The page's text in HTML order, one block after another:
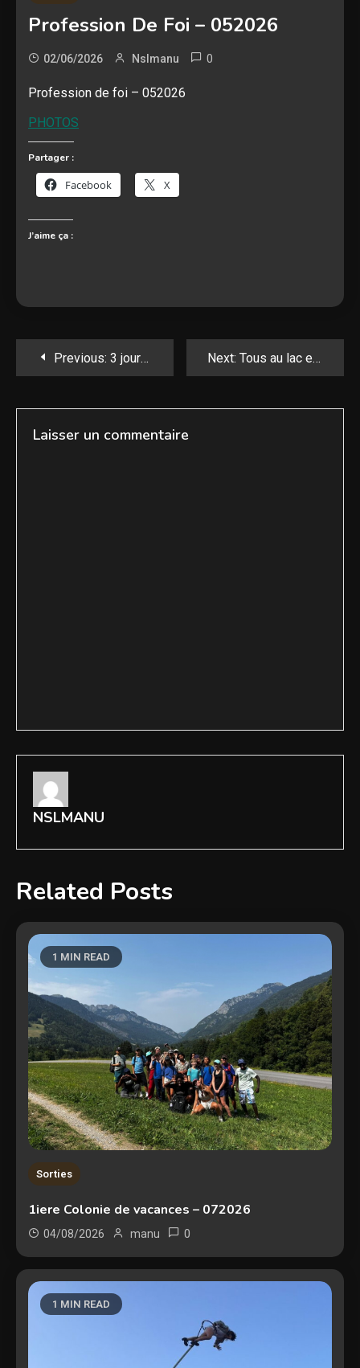
Profession De Foi – 052026
02/06/2026 Nslmanu 0
Profession de foi – 052026
PHOTOS
Partager :
Facebook X
J’aime ça :
Navigation
l’article
Previous: 3 jours Chablais – 052026 Next: Tous au lac en Paddle – 072026
Laisser un commentaire
NSLMANU
Related Posts
1 MIN READ
Sorties
1iere Colonie de vacances – 072026
04/08/2026 manu 0
1 MIN READ